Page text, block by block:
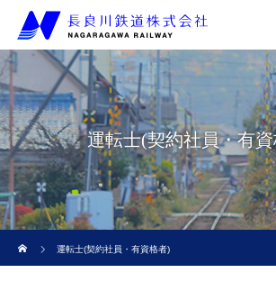
運転士(契約社員・有
運転士(契約社員・有資格者)